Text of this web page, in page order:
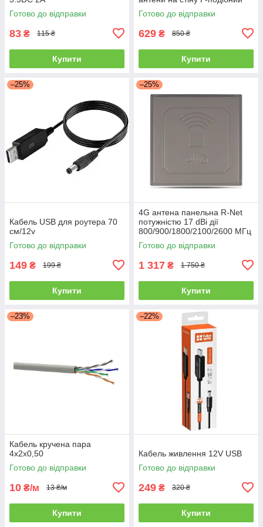
Готово до відправки
83 ₴ 115 ₴
Купити
Готово до відправки
629 ₴ 850 ₴
Купити
–25%
Кабель USB для роутера 70
см/12v
Готово до відправки
149 ₴ 199 ₴
Купити
–25%
4G антена панельна R-Net
потужністю 17 dBi дії
800/900/1800/2100/2600 МГц
Готово до відправки
1 317 ₴ 1 750 ₴
Купити
–23%
Кабель кручена пара
4х2х0,50
Готово до відправки
10 ₴/м 13 ₴/м
Купити
–22%
Кабель живлення 12V USB
Готово до відправки
249 ₴ 320 ₴
Купити